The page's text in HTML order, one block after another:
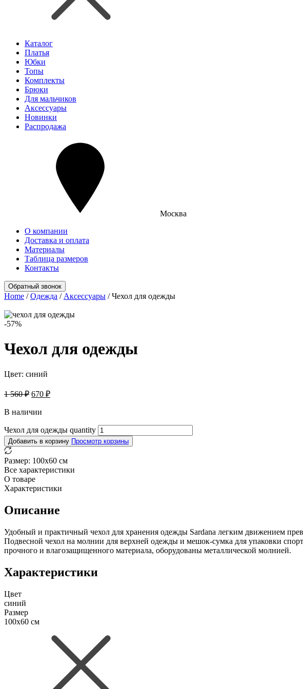
Каталог
Платья
Юбки
Топы
Комплекты
Брюки
Для мальчиков
Аксессуары
Новинки
Распродажа
Москва
О компании
Доставка и оплата
Материалы
Таблица размеров
Контакты
Обратный звонок
Home /Одежда / Аксессуары /Чехол для одежды
-57%
Чехол для одежды
Цвет: синий
1 560₽ 670 ₽
В наличии
Чехол для одежды quantity
Добавить в корзину Просмотр корзины
Размер: 100х60 см
Все характеристики
О товаре
Характеристики
Описание
Удобный и практичный чехол для хранения одежды Sardana легким движением
Подвесной чехол на молнии для верхней одежды и мешок-сумка для упаковки
прочного и влагозащищенного материала, оборудованы металлической молнией.
Характеристики
Цвет
синий
Размер
100х60 см